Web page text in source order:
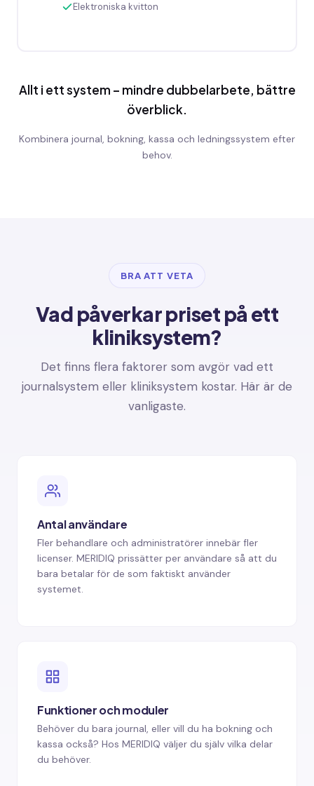
Elektroniska kvitton
Allt i ett system – mindre dubbelarbete, bättre
överblick.
Kombinera journal, bokning, kassa och ledningssystem efter
behov.
BRA ATT VETA
Vad påverkar priset på ett
kliniksystem?
Det finns flera faktorer som avgör vad ett
journalsystem eller kliniksystem kostar. Här är de
vanligaste.
Antal användare
Fler behandlare och administratörer innebär fler
licenser. MERIDIQ prissätter per användare så att du
bara betalar för de som faktiskt använder
systemet.
Funktioner och moduler
Behöver du bara journal, eller vill du ha bokning och
kassa också? Hos MERIDIQ väljer du själv vilka delar
du behöver.